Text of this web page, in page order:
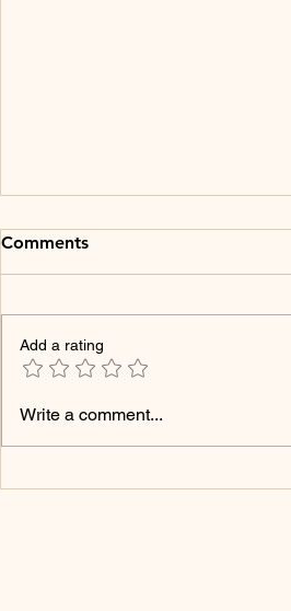
Herbstzauber in Malaga -
Comments
Add a rating
Write a comment...